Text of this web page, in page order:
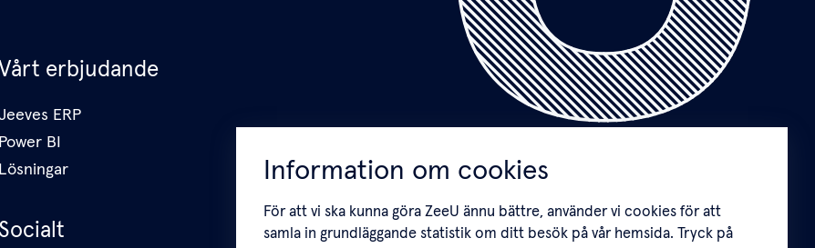
Vårt erbjudande
ERP
Power BI
Lösningar
Socialt
Information om cookies
För att vi ska kunna göra ZeeU ännu bättre, använder vi cookies för att
samla in grundläggande statistik om ditt besök på vår hemsida. Tryck på